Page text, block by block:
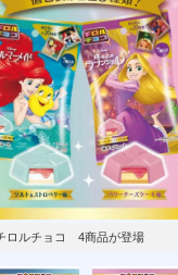
ロルチョコ 4商品が登場